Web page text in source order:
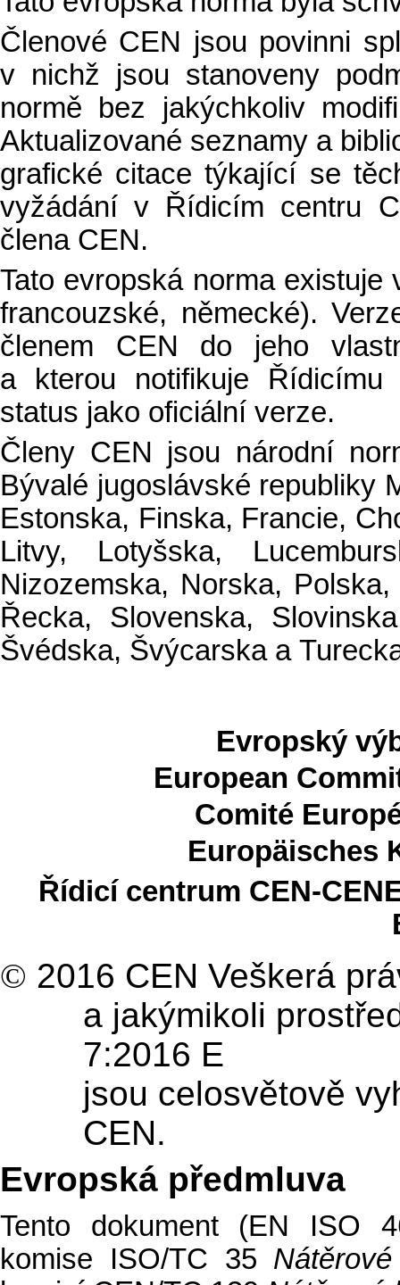
Členové CEN jsou povinni
v nichž jsou stanoveny
normě bez jakýchkoliv
Aktualizované seznamy a
grafické citace týkající se
vyžádání v Řídicím centru
člena CEN.
Tato evropská norma
francouzské, německé).
členem CEN do jeho
a kterou notifikuje Řídicímu
status jako oficiální verze.
Členy CEN jsou národní
Bývalé jugoslávské republiky
Estonska, Finska, Francie,
Litvy, Lotyšska,
Nizozemska, Norska,
Řecka, Slovenska,
Švédska, Švýcarska a
Evropský
European
Comité
Europäisches
Řídicí centrum CEN-
© 2016 CEN Veškerá
a jakýmikoli
7:2016 E
jsou celosvětově
CEN.
Evropská předmluva
Tento dokument (EN ISO
komise ISO/TC 35